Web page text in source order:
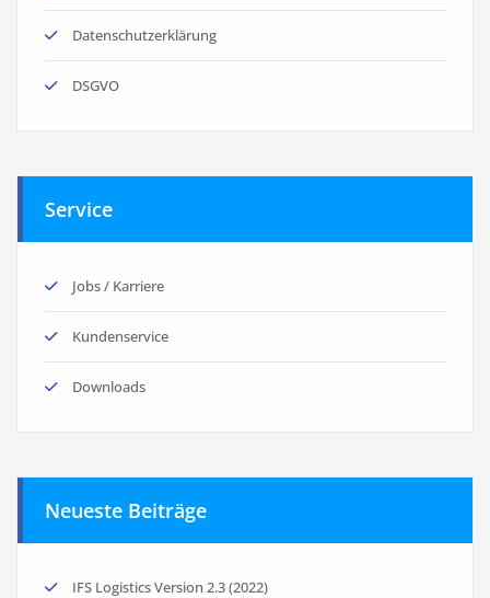
Datenschutzerklärung
DSGVO
Service
Jobs / Karriere
Kundenservice
Downloads
Neueste Beiträge
IFS Logistics Version 2.3 (2022)